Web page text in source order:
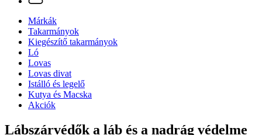
Márkák
Takarmányok
Kiegészítő takarmányok
Ló
Lovas
Lovas divat
Istálló és legelő
Kutya és Macska
Akciók
Lábszárvédők a láb és a nadrág védelme